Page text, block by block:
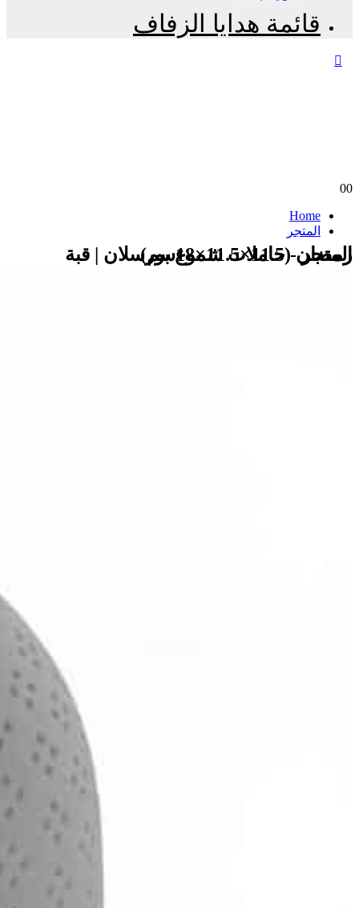
قائمة هدايا الزفاف
00
Home
المتجر
المتجر - حاملات شموع بورسلان | قبة رمضان (11.5×11.5×18سم)